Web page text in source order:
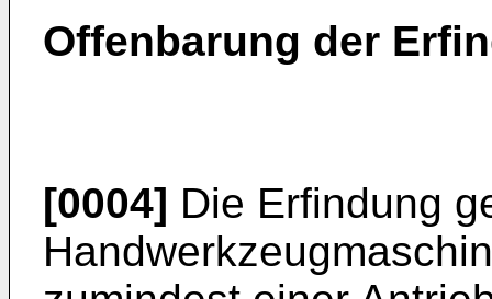
Offenbarung der
[0004] Die Erfindung